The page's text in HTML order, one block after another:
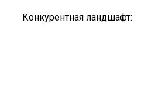
Конкурентная ландшафт: